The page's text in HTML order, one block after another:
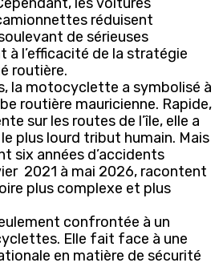
réduisent
de sérieuses
à l’efficacité de la stratégie
routière.
la motocyclette a symbolisé à
routière mauricienne. Rapide,
sur les routes de l’île, elle a
plus lourd tribut humain. Mais
six années d’accidents
2021 à mai 2026, racontent
plus complexe et plus
confrontée à un
Elle fait face à une
en matière de sécurité